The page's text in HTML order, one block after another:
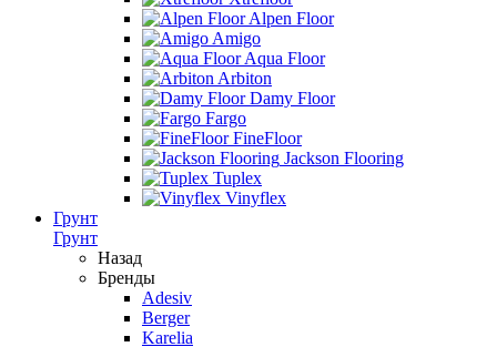
Alpen Floor
Amigo
Aqua Floor
Arbiton
Damy Floor
Fargo
FineFloor
Jackson Flooring
Tuplex
Vinyflex
Грунт
Грунт
Назад
Бренды
Adesiv
Berger
Karelia